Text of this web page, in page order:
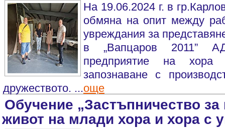
На 19.06.2024 г. в
обмяна на опит между
увреждания за
в „Вапцаров 2011” АД
предприятие на
запознаване с
дружеството. ...още
Обучение „Застъпничество
живот на млади хора и хора с